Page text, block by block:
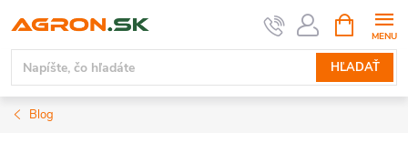
na
obsah
HĽADAŤ
KOŠÍK
Blog